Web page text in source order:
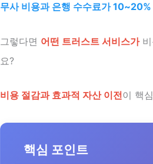
무사 비용과 은행 수수료가
그렇다면 어떤 트러스트 서비스가비
요?
비용 절감과 효과적 자산 이전이 핵
핵심 포인트